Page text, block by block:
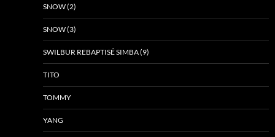
SNOW (2)
SNOW (3)
SWILBUR REBAPTISÉ SIMBA (9)
TITO
TOMMY
YANG